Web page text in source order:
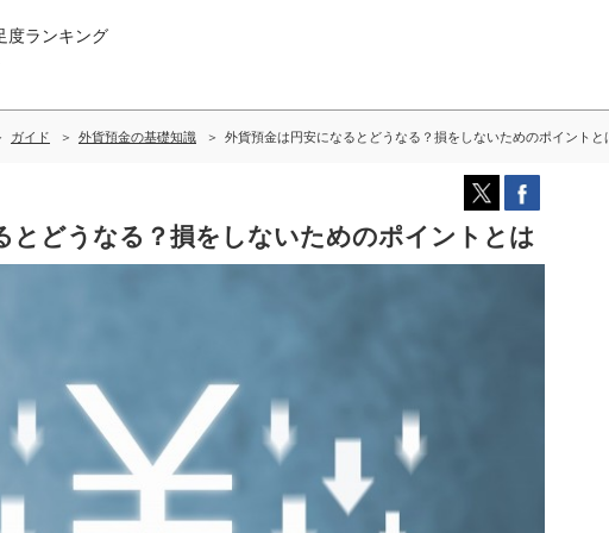
度ランキング
ガイド 外貨預金の基礎知識 外貨預金は円安になるとどうなる？損をしないためのポイントと
とどうなる？損をしないためのポイントとは